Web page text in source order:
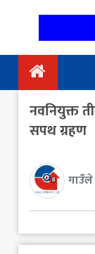
आर्थिक
अन्तर्वार्ता
/ विचार
प्रदेश
विश्व
ट्राभल
मनोरञ्जन
खेलकुद
नवनियुक्त
सपथ ग्रहण
गाउँले